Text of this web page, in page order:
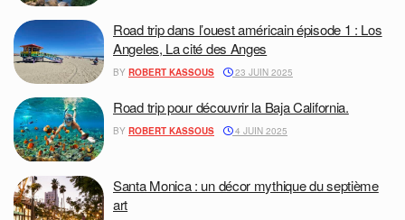
Road trip dans l’ouest américain épisode 1 : Los
Angeles, La cité des Anges
BY ROBERT KASSOUS 23 JUIN 2025
Road trip pour découvrir la Baja California.
BY ROBERT KASSOUS 4 JUIN 2025
Santa Monica : un décor mythique du septième
art